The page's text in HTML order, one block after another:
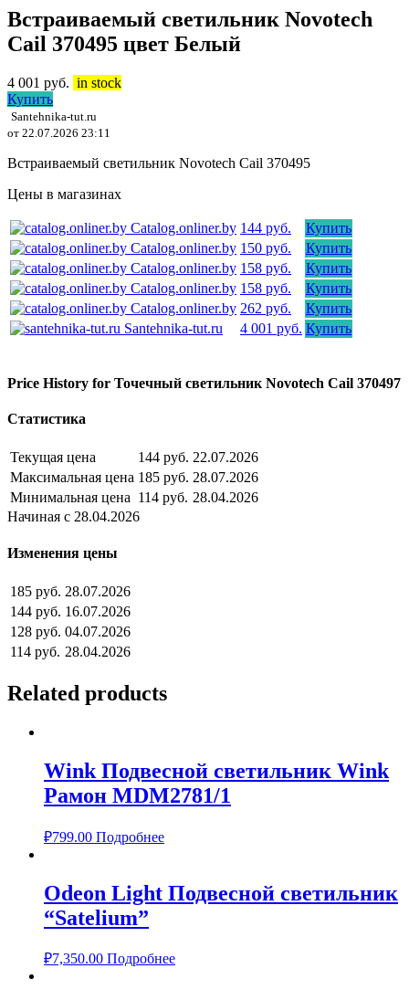
Встраиваемый светильник Novotech
Cail 370495 цвет Белый
4 001 руб. in stock
Купить
Santehnika-tut.ru
от 22.07.2026 23:11
Встраиваемый светильник Novotech Cail 370495
Цены в магазинах
Catalog.onliner.by 144 руб.
Купить
Catalog.onliner.by 150 руб.
Купить
Catalog.onliner.by 158 руб.
Купить
Catalog.onliner.by 158 руб.
Купить
Catalog.onliner.by 262 руб.
Купить
Santehnika-tut.ru
4 001 руб. Купить
Price History for Точечный светильник Novotech Cail 370497
Статистика
Текущая цена 144 руб. 22.07.2026
Максимальная цена 185 руб. 28.07.2026
Минимальная цена 114 руб. 28.04.2026
Начиная с 28.04.2026
Изменения цены
185 руб. 28.07.2026
144 руб. 16.07.2026
128 руб. 04.07.2026
114 руб. 28.04.2026
Related products
Wink Подвесной светильник Wink
Рамон MDM2781/1
₽799.00 Подробнее
Odeon Light Подвесной светильник
“Satelium”
₽7,350.00 Подробнее